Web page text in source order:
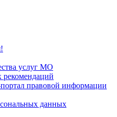
услуг МО
рекомендаций
правовой информации
данных